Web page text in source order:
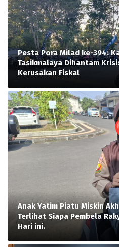
Pesta Pora Milad ke-394:
Tasikmalaya Dihantam
Kerusakan Fiskal
Anak Yatim Piatu Miskin
Terlihat Siapa Pembela
Hari ini.